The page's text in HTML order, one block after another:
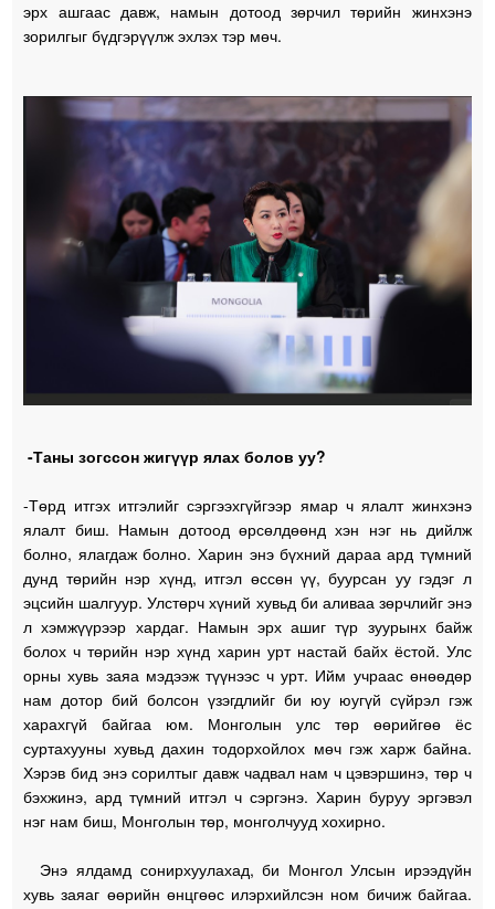
эрх ашгаас давж, намын дотоод зөрчил төрийн жинхэнэ
зорилгыг бүдгэрүүлж эхлэх тэр мөч.
-Таны зогссон жигүүр ялах болов уу?
-Төрд итгэх итгэлийг сэргээхгүйгээр ямар ч ялалт жинхэнэ
ялалт биш. Намын дотоод өрсөлдөөнд хэн нэг нь дийлж
болно, ялагдаж болно. Харин энэ бүхний дараа ард түмний
дунд төрийн нэр хүнд, итгэл өссөн үү, буурсан уу гэдэг л
эцсийн шалгуур. Улстөрч хүний хувьд би аливаа зөрчлийг энэ
л хэмжүүрээр хардаг. Намын эрх ашиг түр зуурынх байж
болох ч төрийн нэр хүнд харин урт настай байх ёстой. Улс
орны хувь заяа мэдээж түүнээс ч урт. Ийм учраас өнөөдөр
нам дотор бий болсон үзэгдлийг би юу юугүй сүйрэл гэж
харахгүй байгаа юм. Монголын улс төр өөрийгөө ёс
суртахууны хувьд дахин тодорхойлох мөч гэж харж байна.
Хэрэв бид энэ сорилтыг давж чадвал нам ч цэвэршинэ, төр ч
бэхжинэ, ард түмний итгэл ч сэргэнэ. Харин буруу эргэвэл
нэг нам биш, Монголын төр, монголчууд хохирно.
Энэ ялдамд сонирхуулахад, би Монгол Улсын ирээдүйн
хувь заяаг өөрийн өнцгөөс илэрхийлсэн ном бичиж байгаа.